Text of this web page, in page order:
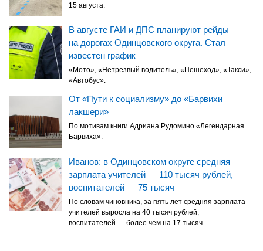
15 августа.
В августе ГАИ и ДПС планируют рейды
на дорогах Одинцовского округа. Стал
известен график
«Мото», «Нетрезвый водитель», «Пешеход», «Такси»,
«Автобус».
От «Пути к социализму» до «Барвихи
лакшери»
По мотивам книги Адриана Рудомино «Легендарная
Барвиха».
Иванов: в Одинцовском округе средняя
зарплата учителей — 110 тысяч рублей,
воспитателей — 75 тысяч
По словам чиновника, за пять лет средняя зарплата
учителей выросла на 40 тысяч рублей,
воспитателей — более чем на 17 тысяч.